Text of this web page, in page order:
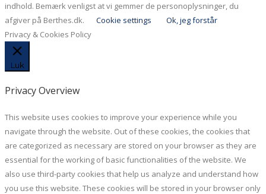
indhold. Bemærk venligst at vi gemmer de personoplysninger, du
afgiver på Berthes.dk.
Cookie settings
Ok, jeg forstår
Privacy & Cookies Policy
Luk
Privacy Overview
This website uses cookies to improve your experience while you
navigate through the website. Out of these cookies, the cookies that
are categorized as necessary are stored on your browser as they are
essential for the working of basic functionalities of the website. We
also use third-party cookies that help us analyze and understand how
you use this website. These cookies will be stored in your browser only